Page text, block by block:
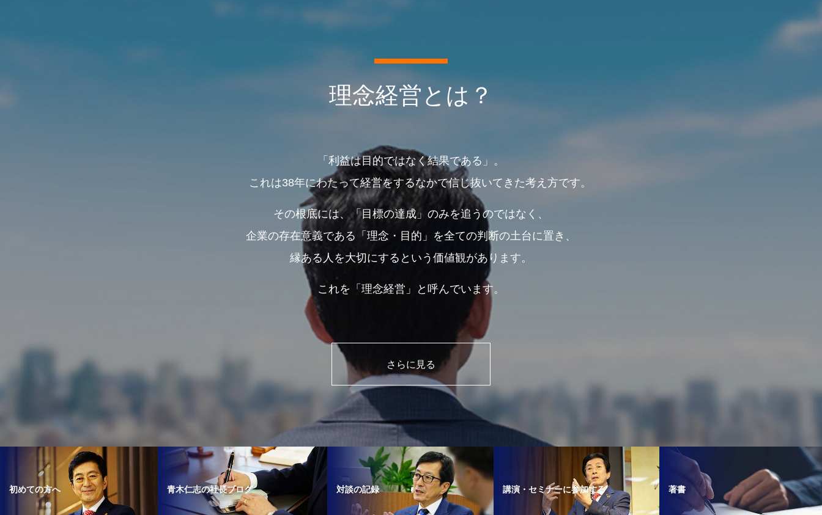
理念経営とは？
「利益は目的ではなく結果である」。
これは38年にわたって経営をするなかで信じ抜いてきた考え方です。
その根底には、「目標の達成」のみを追うのではなく、
企業の存在意義である「理念・目的」を全ての判断の土台に置き、
縁ある人を大切にするという価値観があります。
これを「理念経営」と呼んでいます。
さらに見る
初めての方へ 青木仁志の社長ブログ 対談の記録 講演・セミナーに参加する 著書